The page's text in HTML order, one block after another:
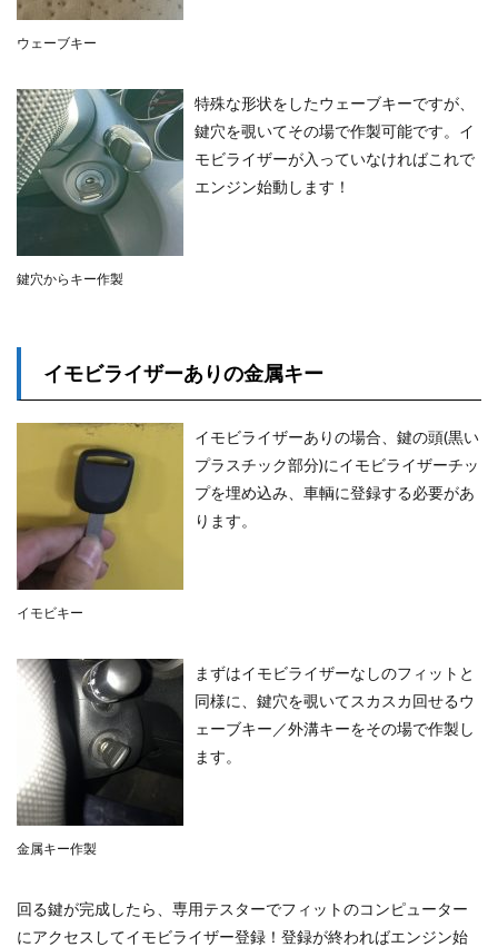
ウェーブキー
鍵穴からキー作製
特殊な形状をしたウェーブキーですが、
鍵穴を覗いてその場で作製可能です。イ
モビライザーが入っていなければこれで
エンジン始動します！
イモビライザーありの金属キー
イモビキー
イモビライザーありの場合、鍵の頭(黒い
プラスチック部分)にイモビライザーチッ
プを埋め込み、車輌に登録する必要があ
ります。
金属キー作製
まずはイモビライザーなしのフィットと
同様に、鍵穴を覗いてスカスカ回せるウ
ェーブキー／外溝キーをその場で作製し
ます。
回る鍵が完成したら、専用テスターでフィットのコンピューター
にアクセスしてイモビライザー登録！登録が終わればエンジン始